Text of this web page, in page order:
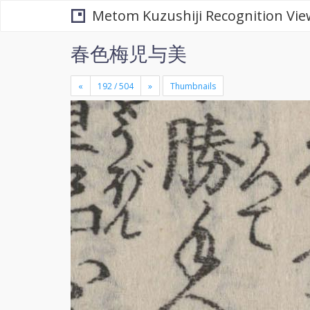
Metom Kuzushiji Recognition
春色梅児与美
« » Thumbnails
+
-